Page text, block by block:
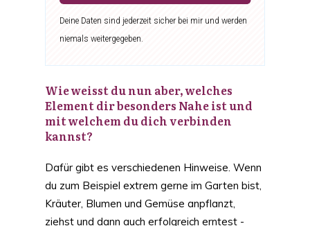
Deine Daten sind jederzeit sicher bei mir und werden
niemals weitergegeben.
Wie weisst du nun aber, welches
Element dir besonders Nahe ist und
mit welchem du dich verbinden
kannst?
Dafür gibt es verschiedenen Hinweise. Wenn
du zum Beispiel extrem gerne im Garten bist,
Kräuter, Blumen und Gemüse anpflanzt,
ziehst und dann auch erfolgreich erntest -